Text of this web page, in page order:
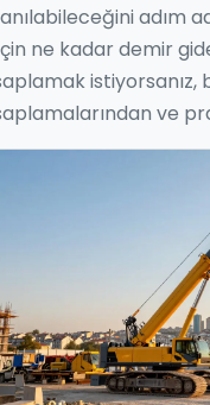
adım
ne kadar demir
istiyorsanız,
ve